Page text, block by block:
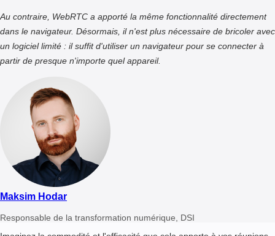
Au contraire, WebRTC a apporté la même fonctionnalité directement
dans le navigateur. Désormais, il n'est plus nécessaire de bricoler avec
un logiciel limité : il suffit d'utiliser un navigateur pour se connecter à
partir de presque n'importe quel appareil.
Maksim Hodar
Responsable de la transformation numérique, DSI